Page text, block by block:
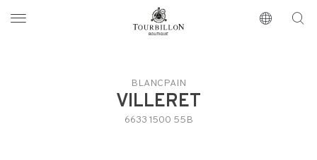
https://www.tourbillon.com/zh-hant
BLANCPAIN
VILLERET
6633 1500 55B